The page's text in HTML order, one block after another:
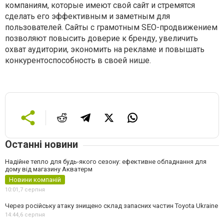
компаниям, которые имеют свой сайт и стремятся
сделать его эффективным и заметным для
пользователей. Сайты с грамотным SEO-продвижением
позволяют повысить доверие к бренду, увеличить
охват аудитории, экономить на рекламе и повышать
конкурентоспособность в своей нише.
Останні новини
Надійне тепло для будь-якого сезону: ефективне обладнання для
дому від магазину Акватерм
Новини компаній
10:01,7 серпня
Через російську атаку знищено склад запасних частин Toyota Ukraine
14:44,6 серпня